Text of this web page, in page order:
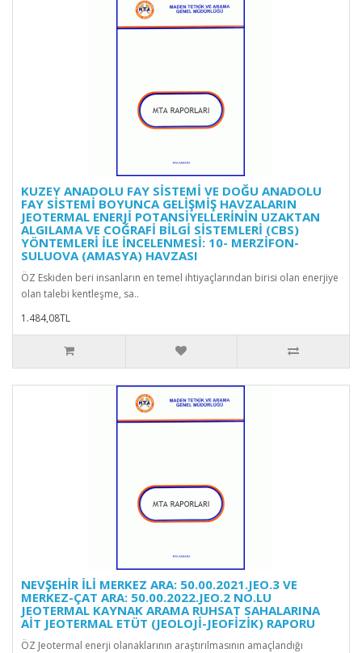
KUZEY ANADOLU FAY SİSTEMİ VE DOĞU ANADOLU
FAY SİSTEMİ BOYUNCA GELİŞMİŞ HAVZALARIN
JEOTERMAL ENERJİ POTANSİYELLERİNİN UZAKTAN
ALGILAMA VE COĞRAFİ BİLGİ SİSTEMLERİ (CBS)
YÖNTEMLERİ İLE İNCELENMESİ: 10- MERZİFON-
SULUOVA (AMASYA) HAVZASI
ÖZ Eskiden beri insanların en temel ihtiyaçlarından birisi olan enerjiye
olan talebi kentleşme, sa..
1.484,08TL
NEVŞEHİR İLİ MERKEZ ARA: 50.00.2021.JEO.3 VE
MERKEZ-ÇAT ARA: 50.00.2022.JEO.2 NO.LU
JEOTERMAL KAYNAK ARAMA RUHSAT SAHALARINA
AİT JEOTERMAL ETÜT (JEOLOJİ-JEOFİZİK) RAPORU
ÖZ Jeotermal enerji olanaklarının araştırılmasının amaçlandığı